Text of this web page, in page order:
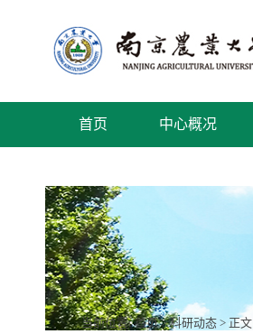
首页 中心概况
当前位置:首页>科研动态 > 正文